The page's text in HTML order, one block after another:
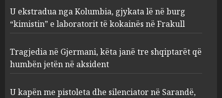
2
janë tre shqiptarët që humbën
jetën në aksident
AUGUST 8, 2026
U ekstradua nga Kolumbia, gjykata lë në burg
“kimistin” e laboratorit të kokainës në Frakull
Tragjedia në Gjermani, këta janë tre shqiptarët që
humbën jetën në aksident
U kapën me pistoleta dhe silenciator në Sarandë,